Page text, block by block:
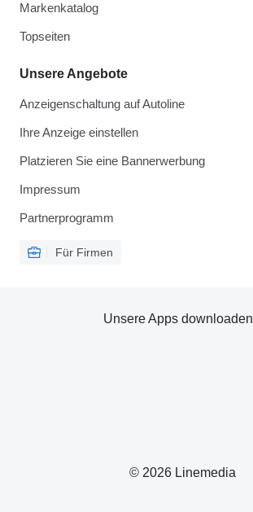
Markenkatalog
Topseiten
Unsere Angebote
Anzeigenschaltung auf Autoline
Ihre Anzeige einstellen
Platzieren Sie eine Bannerwerbung
Impressum
Partnerprogramm
Für Firmen
© 2026 Linemedia
Unsere Apps downloaden